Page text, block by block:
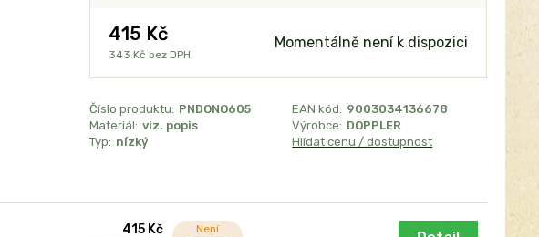
415 Kč
343 Kč bez DPH
Momentálně není k dispozici
Číslo produktu: PNDONO605 EAN kód: 9003034136678
Materiál: viz. popis Výrobce: DOPPLER
Typ: nízký Hlídat cenu / dostupnost
415 Kč
Není